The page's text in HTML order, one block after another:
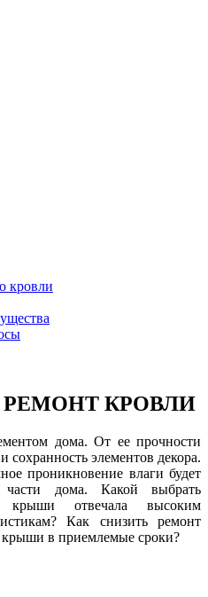
кровли
КРОВЛИ
дома. От ее прочности
сохранность элементов декора.
проникновение влаги будет
части дома. Какой выбрать
крыши отвечала высоким
Как снизить ремонт
в приемлемые сроки?